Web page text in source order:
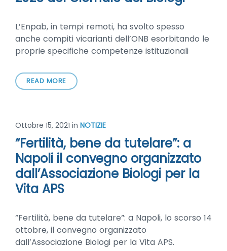
L’Enpab, in tempi remoti, ha svolto spesso
anche compiti vicarianti dell’ONB esorbitando le
proprie specifiche competenze istituzionali
READ MORE
Ottobre 15, 2021 in NOTIZIE
“Fertilità, bene da tutelare”: a
Napoli il convegno organizzato
dall’Associazione Biologi per la
Vita APS
“Fertilità, bene da tutelare”: a Napoli, lo scorso 14
ottobre, il convegno organizzato
dall’Associazione Biologi per la Vita APS.